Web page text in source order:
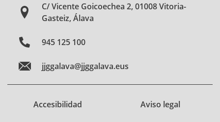
C/ Vicente Goicoechea 2, 01008 Vitoria-
Gasteiz, Álava
945 125 100
jjggalava@jjggalava.eus
Accesibilidad Aviso legal